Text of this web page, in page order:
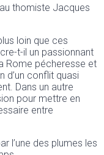
thomiste Jacques
loin que ces
t-il un passionnant
Rome pécheresse et
d’un conflit quasi
Dans un autre
pour mettre en
entre
l’une des plumes les